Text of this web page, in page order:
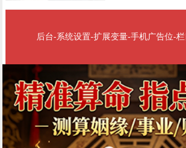
后台-系统设置-扩展变量-手机广告位-